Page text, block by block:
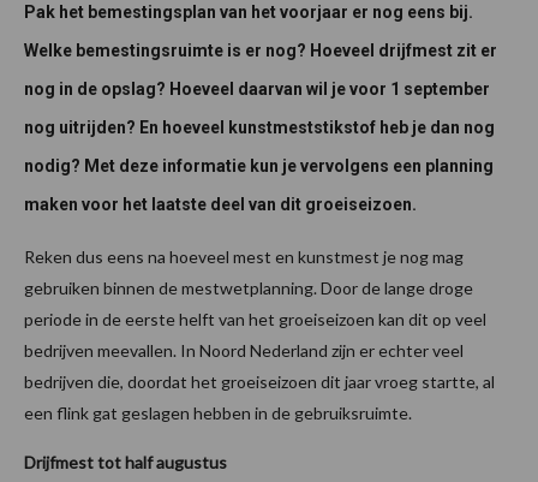
Pak het bemestingsplan van het voorjaar er nog eens bij.
Welke bemestingsruimte is er nog? Hoeveel drijfmest zit er
nog in de opslag? Hoeveel daarvan wil je voor 1 september
nog uitrijden? En hoeveel kunstmeststikstof heb je dan nog
nodig? Met deze informatie kun je vervolgens een planning
maken voor het laatste deel van dit groeiseizoen.
Reken dus eens na hoeveel mest en kunstmest je nog mag
gebruiken binnen de mestwetplanning. Door de lange droge
periode in de eerste helft van het groeiseizoen kan dit op veel
bedrijven meevallen. In Noord Nederland zijn er echter veel
bedrijven die, doordat het groeiseizoen dit jaar vroeg startte, al
een flink gat geslagen hebben in de gebruiksruimte.
Drijfmest tot half augustus